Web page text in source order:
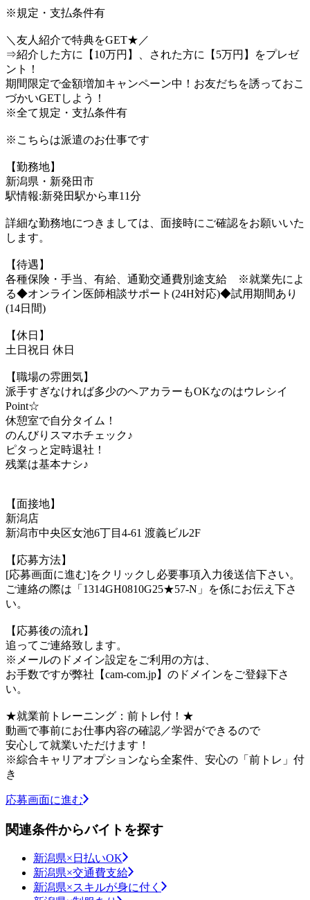
※規定・支払条件有
＼友人紹介で特典をGET★／
⇒紹介した方に【10万円】、された方に【5万円】をプレゼ
ント！
期間限定で金額増加キャンペーン中！お友だちを誘っておこ
づかいGETしよう！
※全て規定・支払条件有
※こちらは派遣のお仕事です
【勤務地】
新潟県・新発田市
駅情報:新発田駅から車11分
詳細な勤務地につきましては、面接時にご確認をお願いいた
します。
【待遇】
各種保険・手当、有給、通勤交通費別途支給 ※就業先によ
る◆オンライン医師相談サポート(24H対応)◆試用期間あり
(14日間)
【休日】
土日祝日 休日
【職場の雰囲気】
派手すぎなければ多少のヘアカラーもOKなのはウレシイ
Point☆
休憩室で自分タイム！
のんびりスマホチェック♪
ピタっと定時退社！
残業は基本ナシ♪
【面接地】
新潟店
新潟市中央区女池6丁目4-61 渡義ビル2F
【応募方法】
[応募画面に進む]をクリックし必要事項入力後送信下さい。
ご連絡の際は「1314GH0810G25★57-N」を係にお伝え下さ
い。
【応募後の流れ】
追ってご連絡致します。
※メールのドメイン設定をご利用の方は、
お手数ですが弊社【cam-com.jp】のドメインをご登録下さ
い。
★就業前トレーニング：前トレ付！★
動画で事前にお仕事内容の確認／学習ができるので
安心して就業いただけます！
※綜合キャリアオプションなら全案件、安心の「前トレ」付
き
応募画面に進む
関連条件からバイトを探す
新潟県×日払いOK
新潟県×交通費支給
新潟県×スキルが身に付く